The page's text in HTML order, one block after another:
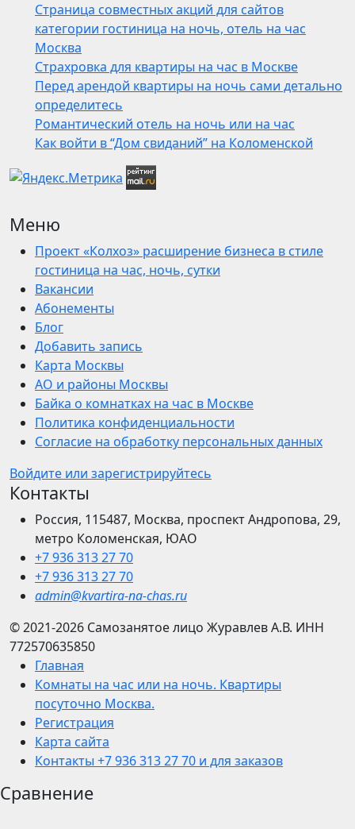
Страница совместных акций для сайтов
категории гостиница на ночь, отель на час
Москва
Страхровка для квартиры на час в Москве
Перед арендой квартиры на ночь сами детально
определитесь
Романтический отель на ночь или на час
Как войти в “Дом свиданий” на Коломенской
Меню
Проект «Колхоз» расширение бизнеса в стиле
гостиница на час, ночь, сутки
Вакансии
Абонементы
Блог
Добавить запись
Карта Москвы
АО и районы Москвы
Байка о комнатках на час в Москве
Политика конфиденциальности
Согласие на обработку персональных данных
Войдите или зарегистрируйтесь
Контакты
Россия, 115487, Москва, проспект Андропова, 29,
метро Коломенская, ЮАО
+7 936 313 27 70
+7 936 313 27 70
admin@kvartira-na-chas.ru
© 2021-2026 Самозанятое лицо Журавлев А.В. ИНН
772570635850
Главная
Комнаты на час или на ночь. Квартиры
посуточно Москва.
Регистрация
Карта сайта
Контакты +7 936 313 27 70 и для заказов
Сравнение